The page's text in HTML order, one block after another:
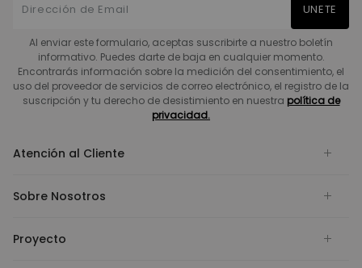
UNETE
Al enviar este formulario, aceptas suscribirte a nuestro boletín
informativo. Puedes darte de baja en cualquier momento.
Encontrarás información sobre la medición del consentimiento, el
uso del proveedor de servicios de correo electrónico, el registro de la
suscripción y tu derecho de desistimiento en nuestra política de
privacidad.
Atención al Cliente
Sobre Nosotros
Proyecto